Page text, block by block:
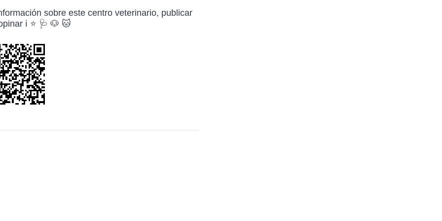
sobre este centro veterinario, publicar
ℹ️ ⭐ 🩺 🐶 🐱